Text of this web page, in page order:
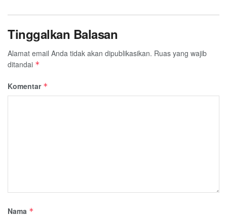
Tinggalkan Balasan
Alamat email Anda tidak akan dipublikasikan. Ruas yang wajib
ditandai *
Komentar *
Nama *